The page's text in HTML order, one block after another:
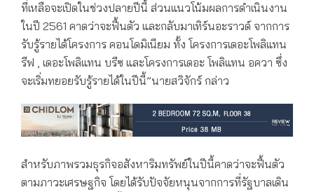
ที่เหลือจะเปิดในช่วงปลายปีนี้ ส่วนแนวโน้มผลการดำเนินงาน
ในปี 2561 คาดว่าจะฟื้นตัว และกลับมาเทิร์นอะราวด์ จากการ
รับรู้รายได้โครงการ คอนโดมิเนียม ทั้ง โครงการเดอะโพลิแทน
รีฟ , เดอะโพลิแทน บรีซ และโครงการเดอะ โพลิแทน อควา ซึ่ง
จะเริ่มทยอยรับรู้รายได้ในปีนี้”นายสวิจักร์ กล่าว
สำหรับภาพรวมธุรกิจอสังหาริมทรัพย์ในปีนี้คาดว่าจะฟื้นตัว
ตามภาวะเศรษฐกิจ โดยได้รับปัจจัยหนุนจากการที่รัฐบาลเดิน